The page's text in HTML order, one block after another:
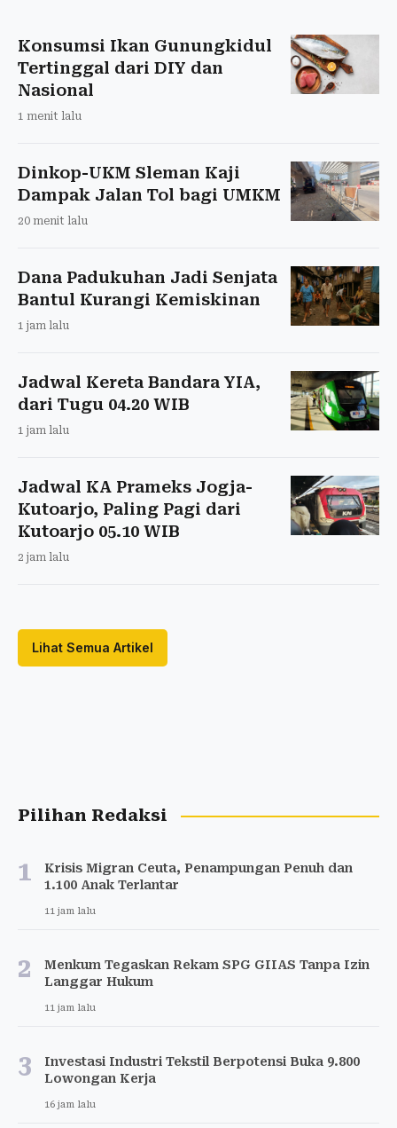
Konsumsi Ikan Gunungkidul
Tertinggal dari DIY dan
Nasional
1 menit lalu
Dinkop-UKM Sleman Kaji
Dampak Jalan Tol bagi UMKM
20 menit lalu
Dana Padukuhan Jadi Senjata
Bantul Kurangi Kemiskinan
1 jam lalu
Jadwal Kereta Bandara YIA,
dari Tugu 04.20 WIB
1 jam lalu
Jadwal KA Prameks Jogja-
Kutoarjo, Paling Pagi dari
Kutoarjo 05.10 WIB
2 jam lalu
Lihat Semua Artikel
Pilihan Redaksi
1
Krisis Migran Ceuta, Penampungan Penuh dan
1.100 Anak Terlantar
11 jam lalu
2
Menkum Tegaskan Rekam SPG GIIAS Tanpa Izin
Langgar Hukum
11 jam lalu
3
Investasi Industri Tekstil Berpotensi Buka 9.800
Lowongan Kerja
16 jam lalu